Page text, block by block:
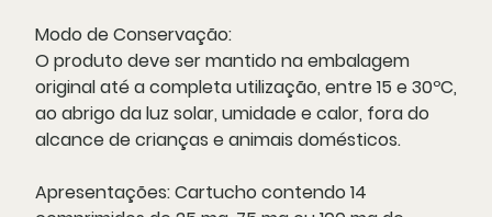
Modo de Conservação:
O produto deve ser mantido na embalagem
original até a completa utilização, entre 15 e 30ºC,
ao abrigo da luz solar, umidade e calor, fora do
alcance de crianças e animais domésticos.
Apresentações:Cartucho contendo 14